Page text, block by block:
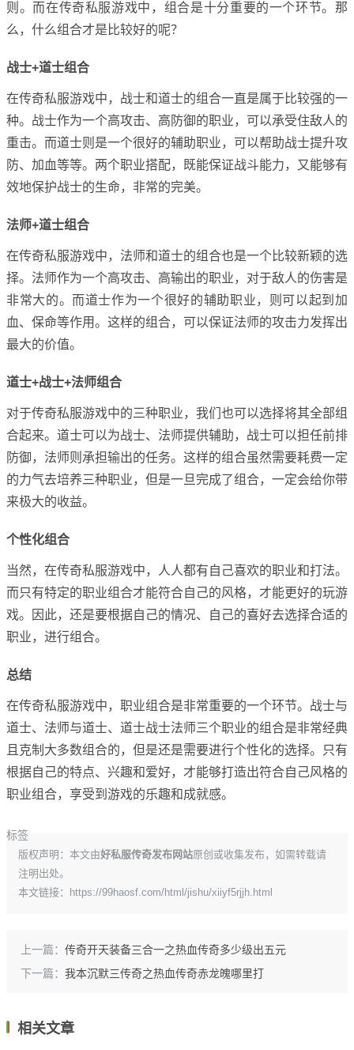
则。而在传奇私服游戏中，组合是十分重要的一个环节。那
么，什么组合才是比较好的呢？
战士+道士组合
在传奇私服游戏中，战士和道士的组合一直是属于比较强的一
种。战士作为一个高攻击、高防御的职业，可以承受住敌人的
重击。而道士则是一个很好的辅助职业，可以帮助战士提升攻
防、加血等等。两个职业搭配，既能保证战斗能力，又能够有
效地保护战士的生命，非常的完美。
法师+道士组合
在传奇私服游戏中，法师和道士的组合也是一个比较新颖的选
择。法师作为一个高攻击、高输出的职业，对于敌人的伤害是
非常大的。而道士作为一个很好的辅助职业，则可以起到加
血、保命等作用。这样的组合，可以保证法师的攻击力发挥出
最大的价值。
道士+战士+法师组合
对于传奇私服游戏中的三种职业，我们也可以选择将其全部组
合起来。道士可以为战士、法师提供辅助，战士可以担任前排
防御，法师则承担输出的任务。这样的组合虽然需要耗费一定
的力气去培养三种职业，但是一旦完成了组合，一定会给你带
来极大的收益。
个性化组合
当然，在传奇私服游戏中，人人都有自己喜欢的职业和打法。
而只有特定的职业组合才能符合自己的风格，才能更好的玩游
戏。因此，还是要根据自己的情况、自己的喜好去选择合适的
职业，进行组合。
总结
在传奇私服游戏中，职业组合是非常重要的一个环节。战士与
道士、法师与道士、道士战士法师三个职业的组合是非常经典
且克制大多数组合的，但是还是需要进行个性化的选择。只有
根据自己的特点、兴趣和爱好，才能够打造出符合自己风格的
职业组合，享受到游戏的乐趣和成就感。
标签
版权声明：本文由好私服传奇发布网站原创或收集发布，如需转载请
注明出处。
本文链接：
https://99haosf.com/html/jishu/xiiyf5rjjh.html
上一篇： 传奇开天装备三合一之热血传奇多少级出五元
下一篇： 我本沉默三传奇之热血传奇赤龙魄哪里打
相关文章